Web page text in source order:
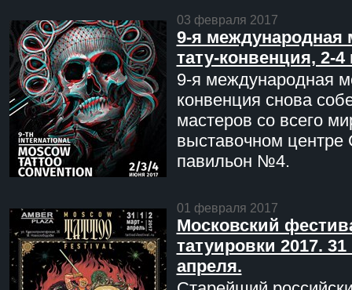
03 февраля 2017
9-я международная
тату-конвенция, 2-
9-я международная
конвенция снова
мастеров со всего
выставочном центре
павильон №4.
01 февраля 2017
Московский
татуировки 2017. 31
апреля.